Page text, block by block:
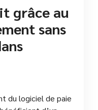
grâce au
sans
du logiciel de paie